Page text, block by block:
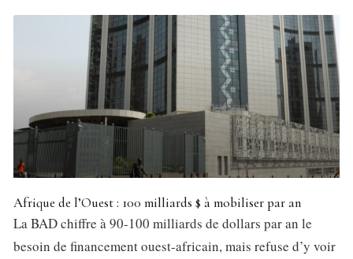
Afrique de l’Ouest : 100 milliards $ à mobiliser par an
La BAD chiffre à 90-100 milliards de dollars par an le
besoin de financement ouest-africain, mais refuse d’y voir